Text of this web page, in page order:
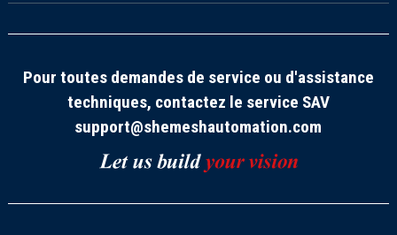
Pour toutes demandes de service ou d'assistance
techniques, contactez le service SAV
support@shemeshautomation.com